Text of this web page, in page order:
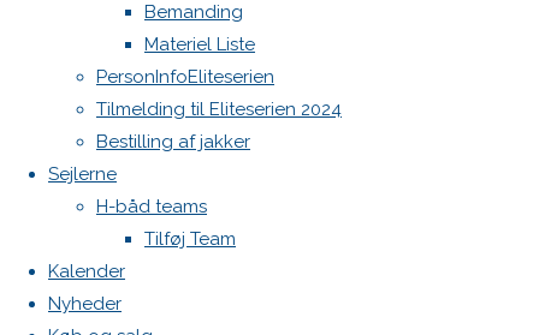
Bemanding
Materiel Liste
PersonInfoEliteserien
Tilmelding til Eliteserien 2024
Bestilling af jakker
Sejlerne
H-båd teams
Tilføj Team
Kalender
Nyheder
Previous
image
Next
image
Skriv